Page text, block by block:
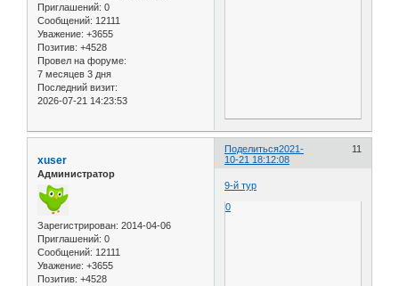
Приглашений: 0
Сообщений: 12111
Уважение: +3655
Позитив: +4528
Провел на форуме:
7 месяцев 3 дня
Последний визит:
2026-07-21 14:23:53
Поделиться 11
2021-
10-21 18:12:08
xuser
Администратор
Зарегистрирован: 2014-04-06
Приглашений: 0
Сообщений: 12111
Уважение: +3655
Позитив: +4528
9-й тур
0